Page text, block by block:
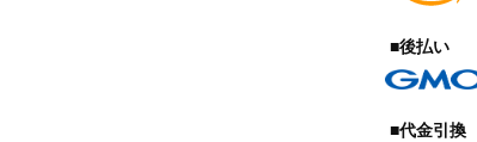
■後払い
■代金引換